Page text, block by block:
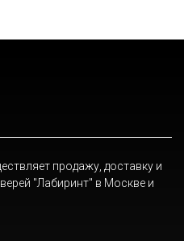
продажу, доставку и
"Лабиринт" в Москве и